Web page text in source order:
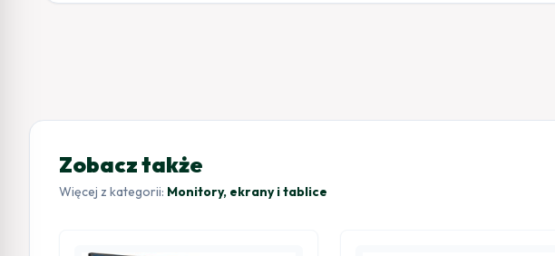
Zobacz także
Więcej z kategorii: Monitory, ekrany i tablice